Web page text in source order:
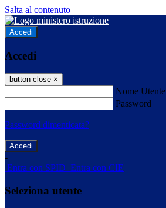
Salta al contenuto
Accedi
Accedi
button close ×
Nome Utente
Password
Password dimenticata?
-
Entra con SPID Entra con CIE
Seleziona utente